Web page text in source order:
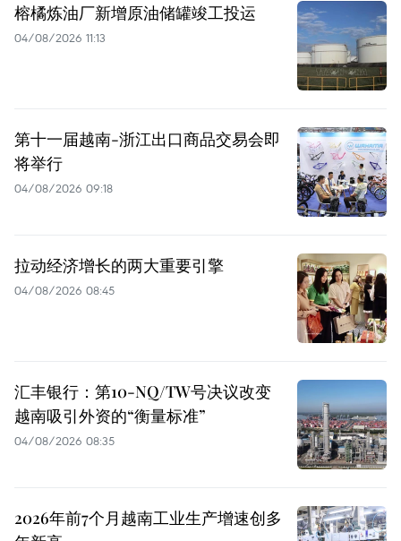
榕橘炼油厂新增原油储罐竣工投运
04/08/2026 11:13
第十一届越南-浙江出口商品交易会即
将举行
04/08/2026 09:18
拉动经济增长的两大重要引擎
04/08/2026 08:45
汇丰银行：第10-NQ/TW号决议改变
越南吸引外资的“衡量标准”
04/08/2026 08:35
2026年前7个月越南工业生产增速创多